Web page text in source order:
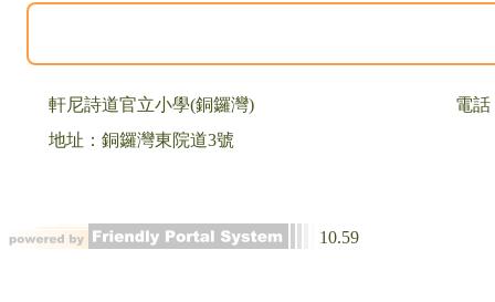
軒尼詩道官立小學(銅鑼灣)
電話
地址：銅鑼灣東院道3號
10.59